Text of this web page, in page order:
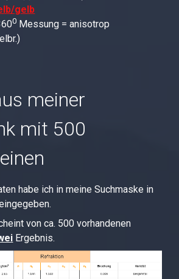
gelb
0 Messung = anisotrop
meiner
mit 500
habe ich in meine Suchmaske in
von ca. 500 vorhandenen
Ergebnis.